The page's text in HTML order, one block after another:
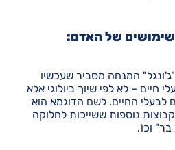
שימושים של האדם:
המנחה מסביר שעכשיו
חיים – לא לפי שיוך ביולוגי אלא
לבעלי החיים. לשם הדוגמא הוא
נוספות ששייכות לחלוקה
וכו'.